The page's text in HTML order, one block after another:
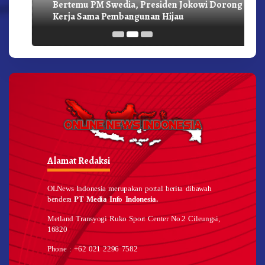
Bertemu PM Swedia, Presiden Jokowi Dorong
Kerja Sama Pembangunan Hijau
Alamat Redaksi
OLNews Indonesia merupakan portal berita dibawah
benderaPT Media Info Indonesia.
Metland Transyogi Ruko Sport Center No.2 Cileungsi,
16820
Phone : +62 021 2296 7582